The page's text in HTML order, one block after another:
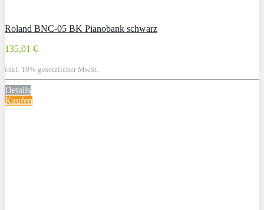
Roland BNC-05 BK Pianobank schwarz
135,01 €
inkl. 19% gesetzlicher MwSt.
Details
Kaufen